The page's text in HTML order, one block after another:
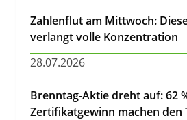
Zahlenflut am Mittwoch:
verlangt volle Konzentration
28.07.2026
Brenntag-Aktie dreht auf: 62
Zertifikatgewinn machen den